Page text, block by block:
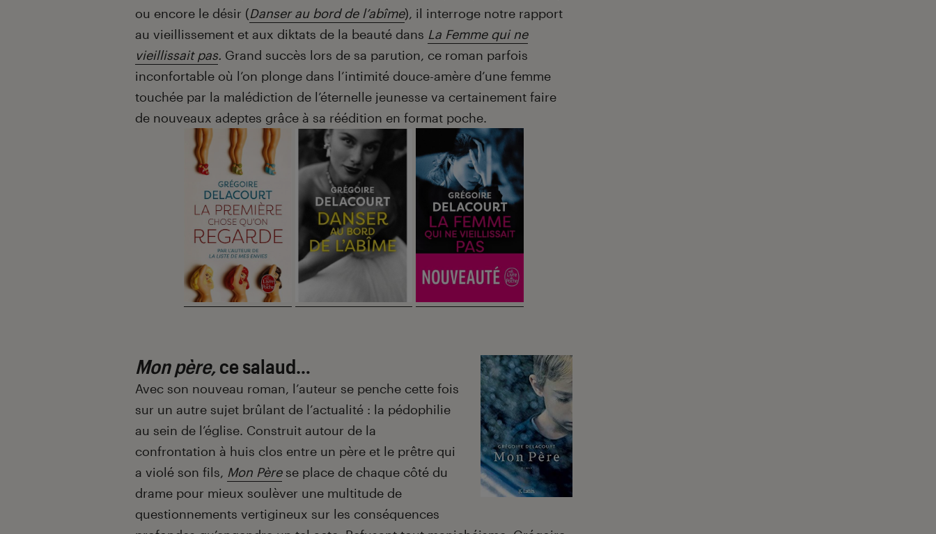
ou encore le désir (Danser au bord de l’abîme), il interroge notre rapport
au vieillissement et aux diktats de la beauté dans La Femme qui ne
vieillissait pas. Grand succès lors de sa parution, ce roman parfois
inconfortable où l’on plonge dans l’intimité douce-amère d’une femme
touchée par la malédiction de l’éternelle jeunesse va certainement faire
de nouveaux adeptes grâce à sa réédition en format poche.
Mon père,ce salaud…
Avec son nouveau roman, l’auteur se penche cette fois
sur un autre sujet brûlant de l’actualité : la pédophilie
au sein de l’église. Construit autour de la
confrontation à huis clos entre un père et le prêtre qui
a violé son fils, Mon Pèrese place de chaque côté du
drame pour mieux soulèver une multitude de
questionnements vertigineux sur les conséquences